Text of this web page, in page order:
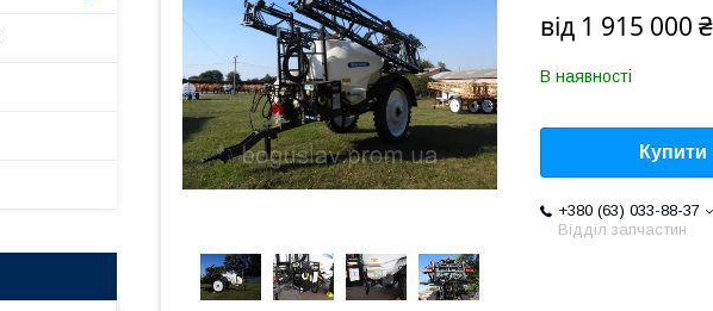
від 1 915 000 ₴
В наявності
Купити
+380 (63) 033-88-37
Відділ запчастин